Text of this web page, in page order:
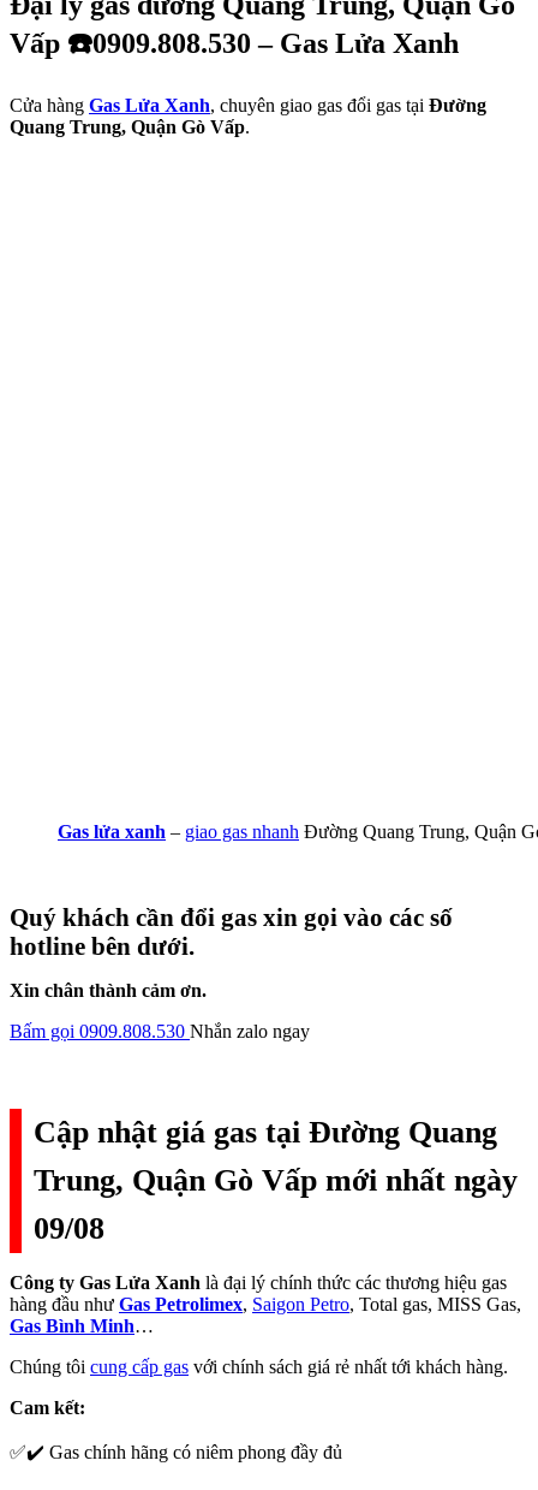
Vấp ☎️0909.808.530 – Gas Lửa Xanh
Cửa hàng Gas Lửa Xanh, chuyên giao gas đổi gas tại Đường
Quang Trung, Quận Gò Vấp.
Gas lửa xanh – giao gas nhanh Đường Quang Trung, Quận
Quý khách cần đổi gas xin gọi vào các số
hotline bên dưới.
Xin chân thành cảm ơn.
Bấm gọi 0909.808.530 Nhắn zalo ngay
Cập nhật giá gas tại Đường Quang
Trung, Quận Gò Vấp mới nhất ngày
09/08
Công ty Gas Lửa Xanh là đại lý chính thức các thương hiệu gas
hàng đầu như Gas Petrolimex, Saigon Petro, Total gas, MISS Gas,
Gas Bình Minh…
Chúng tôi cung cấp gas với chính sách giá rẻ nhất tới khách hàng.
Cam kết:
✅✔️ Gas chính hãng có niêm phong đầy đủ